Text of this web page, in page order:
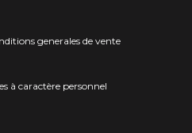
generales de vente
à caractère personnel